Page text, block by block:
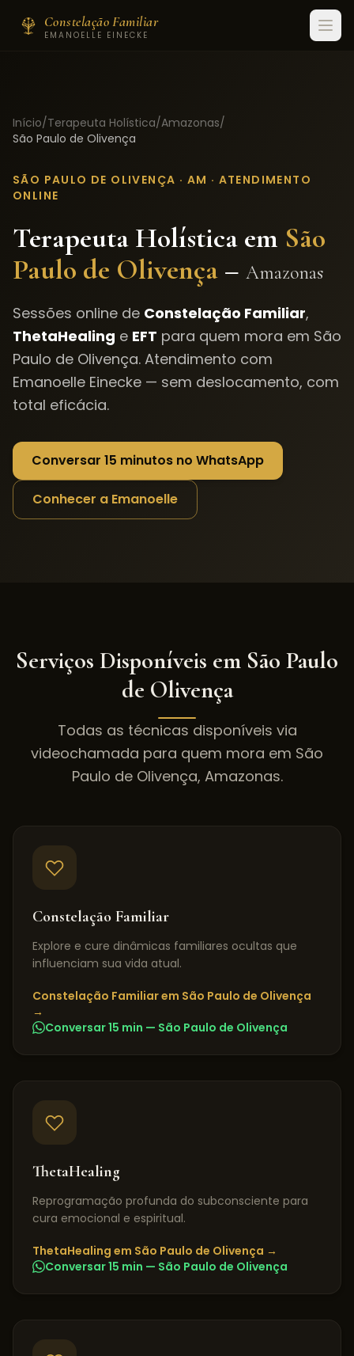
Constelação Familiar
EMANOELLE EINECKE
Início/Terapeuta Holística/Amazonas/
São Paulo de Olivença
SÃO PAULO DE OLIVENÇA · AM · ATENDIMENTO
ONLINE
Terapeuta Holística em São
Paulo de Olivença – Amazonas
Sessões online de Constelação Familiar,
ThetaHealing e EFT para quem mora em São
Paulo de Olivença. Atendimento com
Emanoelle Einecke — sem deslocamento, com
total eficácia.
Conversar 15 minutos no WhatsApp
Conhecer a Emanoelle
Serviços Disponíveis em São Paulo
de Olivença
Todas as técnicas disponíveis via
videochamada para quem mora em São
Paulo de Olivença, Amazonas.
Constelação Familiar
Explore e cure dinâmicas familiares ocultas que
influenciam sua vida atual.
Constelação Familiarem São Paulo de Olivença
→
Conversar 15 min — São Paulo de Olivença
ThetaHealing
Reprogramação profunda do subconsciente para
cura emocional e espiritual.
ThetaHealing em São Paulo de Olivença →
Conversar 15 min — São Paulo de Olivença